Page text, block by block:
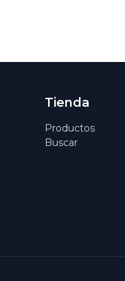
Tienda
Productos
Buscar